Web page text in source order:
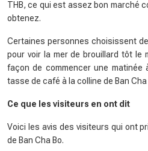
THB, ce qui est assez bon marché
obtenez.
Certaines personnes choisissent
pour voir la mer de brouillard tôt le
façon de commencer une matinée
tasse de café à la colline de Ban Cha
Ce que les visiteurs en ont dit
Voici les avis des visiteurs qui ont
de Ban Cha Bo.